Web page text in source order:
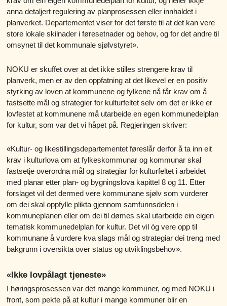
anna detaljert regulering av planprosessen eller innhaldet i
planverket. Departementet viser for det første til at det kan vere
store lokale skilnader i føresetnader og behov, og for det andre til
omsynet til det kommunale sjølvstyret».
NOKU er skuffet over at det ikke stilles strengere krav til
planverk, men er av den oppfatning at det likevel er en positiv
styrking av loven at kommunene og fylkene nå får krav om å
fastsette mål og strategier for kulturfeltet selv om det er ikke er
lovfestet at kommunene må utarbeide en egen kommunedelplan
for kultur, som var det vi håpet på. Regjeringen skriver:
«Kultur- og likestillingsdepartementet føreslår derfor å ta inn eit
krav i kulturlova om at fylkeskommunar og kommunar skal
fastsetje overordna mål og strategiar for kulturfeltet i arbeidet
med planar etter plan- og bygningslova kapittel 8 og 11. Etter
forslaget vil det dermed vere kommunane sjølv som vurderer
om dei skal oppfylle plikta gjennom samfunnsdelen i
kommuneplanen eller om dei til dømes skal utarbeide ein eigen
tematisk kommunedelplan for kultur. Det vil òg vere opp til
kommunane å vurdere kva slags mål og strategiar dei treng med
bakgrunn i oversikta over status og utviklingsbehov».
«Ikke lovpålagt tjeneste»
I høringsprosessen var det mange kommuner, og med NOKU i
front, som pekte på at kultur i mange kommuner blir en